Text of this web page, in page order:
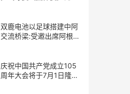
双鹿电池以足球搭建中阿
交流桥梁:受邀出席阿根廷
庆祝中国共产党成立105
周年大会将于7月1日隆重